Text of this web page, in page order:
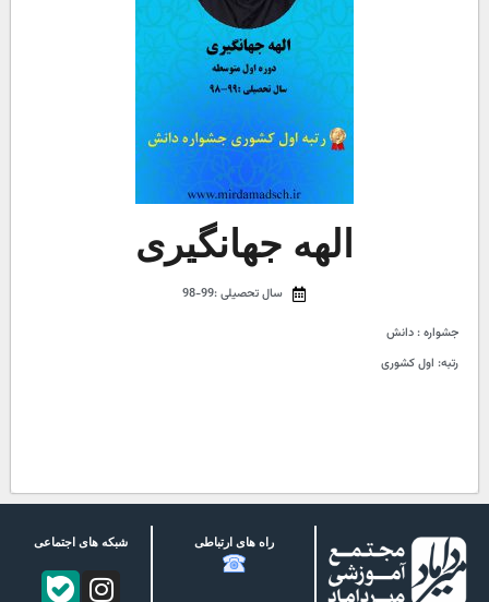
الهه جهانگیری
سال تحصیلی :99-98
جشواره : دانش
رتبه: اول کشوری
راه های ارتباطی شبکه های اجتماعی